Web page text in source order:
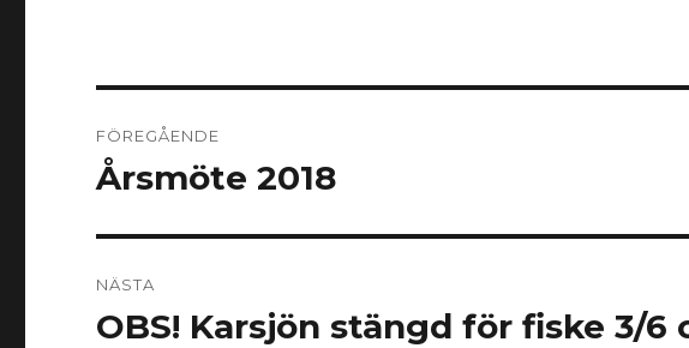
FÖREGÅENDE
Föregående
Årsmöte 2018
NÄSTA
Nästa
OBS! Karsjön stängd för fiske 3/6